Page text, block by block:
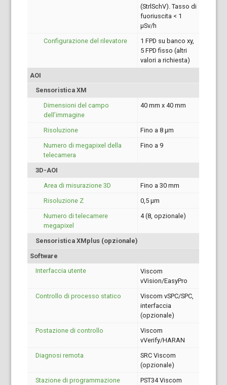
(StrlSchV). Tasso di
fuoriuscita < 1
µSv/h
Configurazione del rilevatore
1 FPD su banco xy,
5 FPD fisso (altri
valori a richiesta)
AOI
Sensoristica XM
Dimensioni del campo
dell’immagine
40 mm x 40 mm
Risoluzione
Fino a 8 µm
Numero di megapixel della
telecamera
Fino a 9
3D-AOI
Area di misurazione 3D
Fino a 30 mm
Risoluzione Z
0,5 µm
Numero di telecamere
megapixel
4 (8, opzionale)
Sensoristica XMplus (opzionale)
Software
Interfaccia utente
Viscom
vVision/EasyPro
Controllo di processo statico
Viscom vSPC/SPC,
interfaccia
(opzionale)
Postazione di controllo
Viscom
vVerify/HARAN
Diagnosi remota
SRC Viscom
(opzionale)
Stazione di programmazione
PST34 Viscom